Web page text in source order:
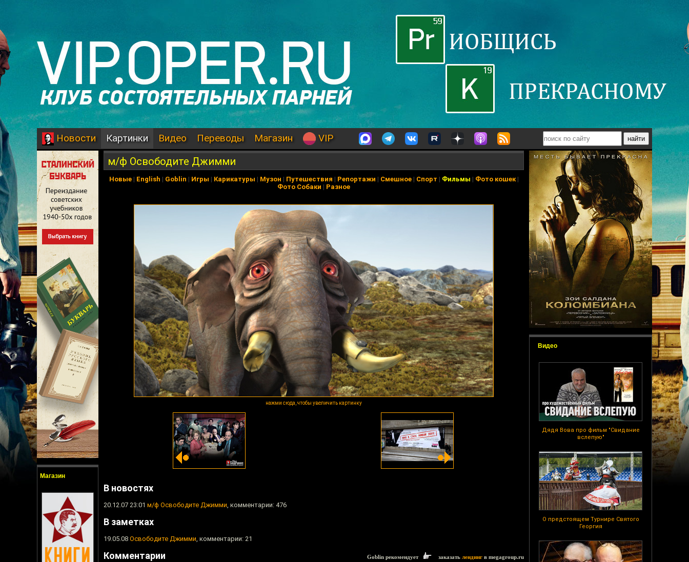
Новости Картинки Видео Переводы Магазин VIP
Магазин
Видео
Дядя Вова про фильм "Свидание
вслепую"
О предстоящем Турнире Святого
Георгия
м/ф Освободите Джимми
Новые| English | Goblin | Игры | Карикатуры | Музон | Путешествия | Репортажи | Смешное| Спорт | Фильмы | Фото кошек|
Фото Собаки | Разное
нажми сюда, чтобы увеличить картинку
В новостях
20.12.07 23:01 м/ф Освободите Джимми, комментарии: 476
В заметках
19.05.08 Освободите Джимми, комментарии: 21
Комментарии Goblin рекомендует заказать лендинг в megagroup.ru